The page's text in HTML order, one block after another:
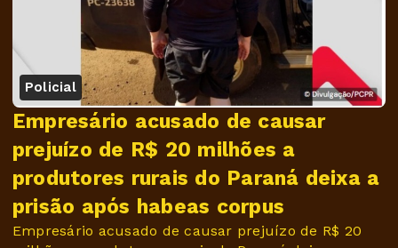
Policial
Empresário acusado de causar
prejuízo de R$ 20 milhões a
produtores rurais do Paraná deixa a
prisão após habeas corpus
Empresário acusado de causar prejuízo de R$ 20